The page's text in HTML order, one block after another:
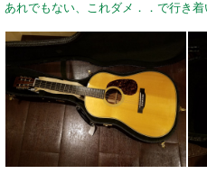
あれでもない、これダメ．．で行き